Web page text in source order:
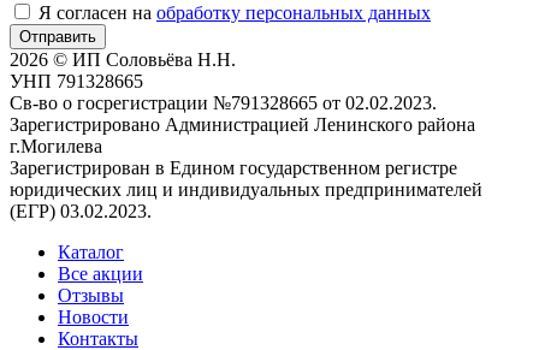
Я согласен на обработку персональных данных
Отправить
2026 © ИП Соловьёва Н.Н.
УНП 791328665
Св-во о госрегистрации №791328665 от 02.02.2023.
Зарегистрировано Администрацией Ленинского района
г.Могилева
Зарегистрирован в Едином государственном регистре
юридических лиц и индивидуальных предпринимателей
(ЕГР) 03.02.2023.
Каталог
Все акции
Отзывы
Новости
Контакты